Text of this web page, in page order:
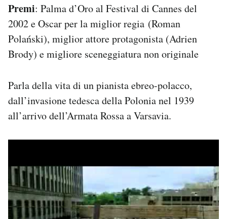
Premi: Palma d’Oro al Festival di Cannes del
2002 e Oscar per la miglior regia (Roman
Polański), miglior attore protagonista (Adrien
Brody) e migliore sceneggiatura non originale
Parla della vita di un pianista ebreo-polacco,
dall’invasione tedesca della Polonia nel 1939
all’arrivo dell’Armata Rossa a Varsavia.